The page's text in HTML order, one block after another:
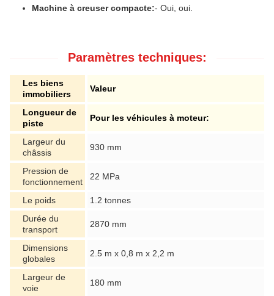
Machine à creuser compacte:- Oui, oui.
Paramètres techniques:
Les biens
immobiliers
Valeur
Longueur de
piste
Pour les véhicules à moteur:
Largeur du
châssis
930 mm
Pression de
fonctionnement
22 MPa
Le poids
1.2 tonnes
Durée du
transport
2870 mm
Dimensions
globales
2.5 m x 0,8 m x 2,2 m
Largeur de
voie
180 mm